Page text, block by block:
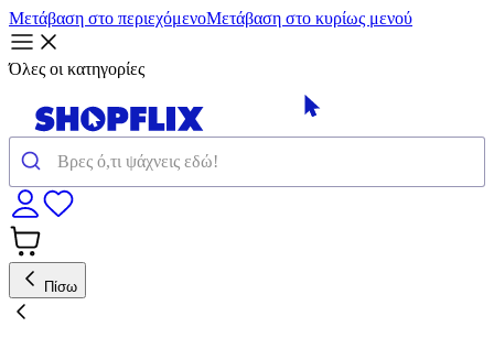
Μετάβαση στο περιεχόμενοΜετάβαση στο κυρίως μενού
Όλες οι κατηγορίες
Πίσω